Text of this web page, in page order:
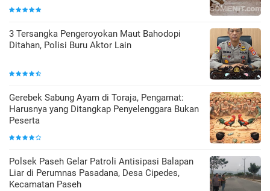
3 Tersangka Pengeroyokan Maut Bahodopi
Ditahan, Polisi Buru Aktor Lain
Gerebek Sabung Ayam di Toraja, Pengamat:
Harusnya yang Ditangkap Penyelenggara Bukan
Peserta
Polsek Paseh Gelar Patroli Antisipasi Balapan
Liar di Perumnas Pasadana, Desa Cipedes,
Kecamatan Paseh